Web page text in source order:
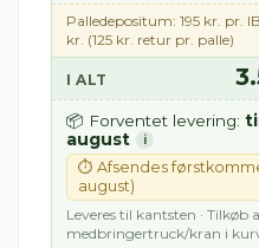
Palledepositum: 195 kr. pr.
kr. (125 kr. retur pr. palle)
I ALT
📦 Forventet levering:
august
i
⏱ Afsendes
august)
Leveres til kantsten ·
medbringertruck/kran i